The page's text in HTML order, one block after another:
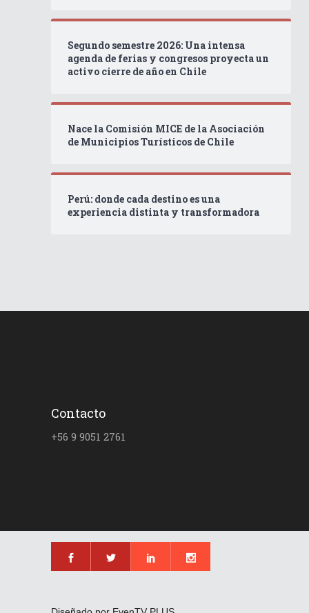
Segundo semestre 2026: Una intensa
agenda de ferias y congresos proyecta un
activo cierre de año en Chile
Nace la Comisión MICE de la Asociación
de Municipios Turísticos de Chile
Perú: donde cada destino es una
experiencia distinta y transformadora
Contacto
+56 9 9051 2761